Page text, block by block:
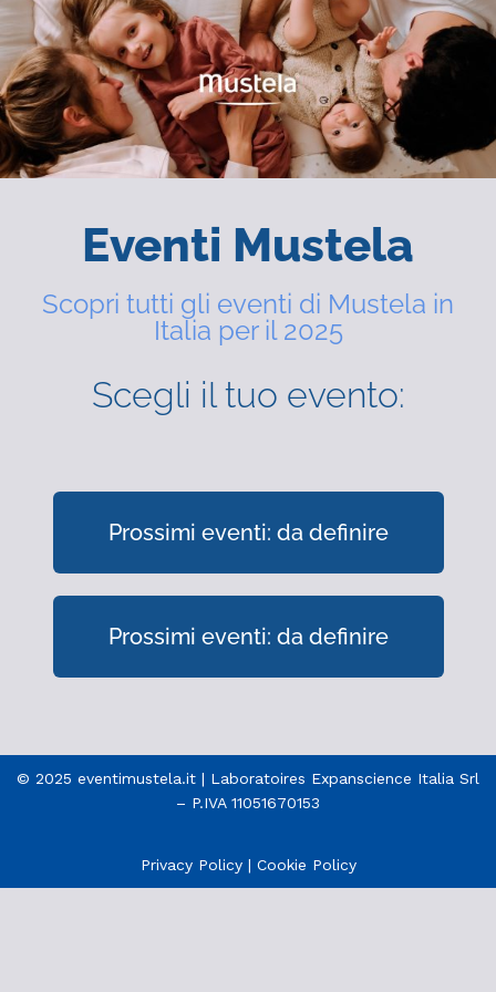
Eventi Mustela
Scopri tutti gli eventi di Mustela in
Italia per il 2025
Scegli il tuo evento:
Prossimi eventi: da definire
Prossimi eventi: da definire
© 2025 eventimustela.it | Laboratoires Expanscience Italia Srl
– P.IVA 11051670153
Privacy Policy| Cookie Policy